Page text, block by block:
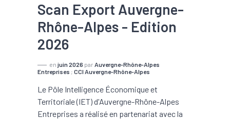
Scan Export Auvergne-
Rhône-Alpes - Edition
2026
en juin 2026 par Auvergne-Rhône-Alpes
Entreprises ; CCI Auvergne-Rhône-Alpes
Le Pôle Intelligence Économique et
Territoriale (IET) d'Auvergne-Rhône-Alpes
Entreprises a réalisé en partenariat avec la